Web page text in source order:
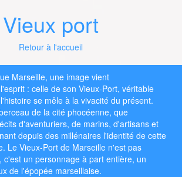
Vieux port
Retour à l'accueil
Marseille, une image vient
: celle de son Vieux-Port, véritable
se mêle à la vivacité du présent.
de la cité phocéenne, que
d'aventuriers, de marins, d'artisans et
depuis des millénaires l'identité de cette
Le Vieux-Port de Marseille n'est pas
c'est un personnage à part entière, un
de l'épopée marseillaise.